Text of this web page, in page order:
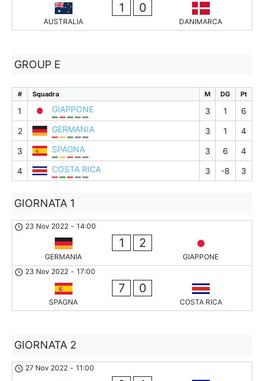
AUSTRALIA
1 0
DANIMARCA
GROUP E
# Squadra M DG Pt
1 GIAPPONE 3 1
6
2
GERMANIA 3 1
4
3
SPAGNA 3 6
4
4
COSTA RICA 3 -8 3
GIORNATA 1
23 Nov 2022 - 14:00
GERMANIA
1 2
GIAPPONE
23 Nov 2022 - 17:00
SPAGNA
7 0
COSTA RICA
GIORNATA 2
27 Nov 2022 - 11:00